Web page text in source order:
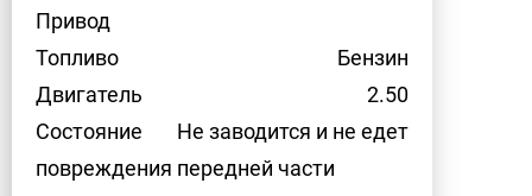
Привод
Топливо
Бензин
Двигатель
2.50
Состояние
Не заводится и не едет
повреждения передней части